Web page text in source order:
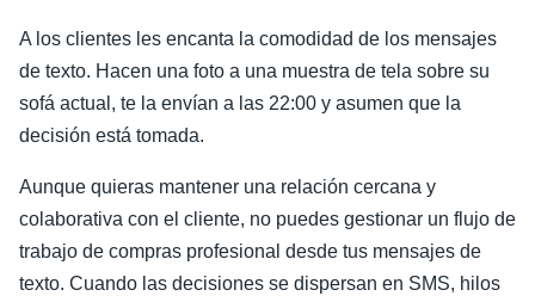
A los clientes les encanta la comodidad de los mensajes
de texto. Hacen una foto a una muestra de tela sobre su
sofá actual, te la envían a las 22:00 y asumen que la
decisión está tomada.
Aunque quieras mantener una relación cercana y
colaborativa con el cliente, no puedes gestionar un flujo de
trabajo de compras profesional desde tus mensajes de
texto. Cuando las decisiones se dispersan en SMS, hilos